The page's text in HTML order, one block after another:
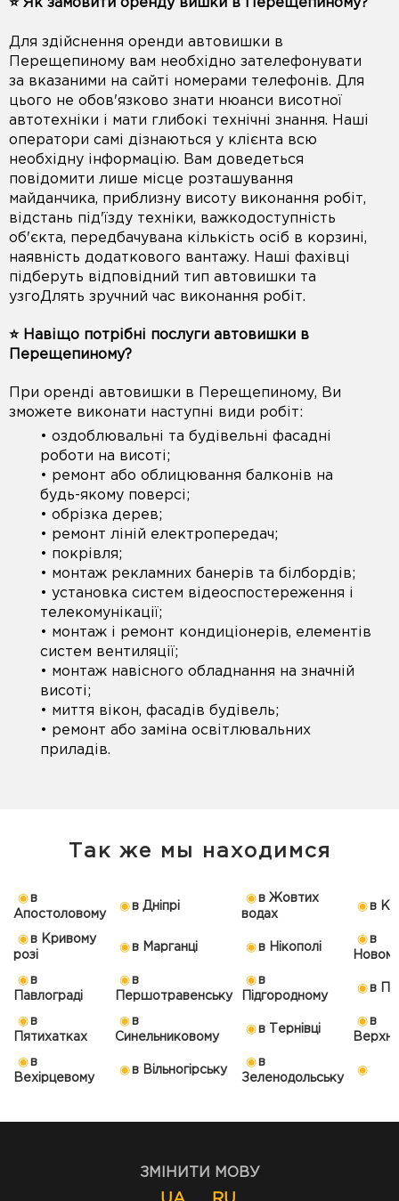
⭐️ Як замовити оренду вишки в Перещепиному?
Для здійснення оренди автовишки в
Перещепиному вам необхідно зателефонувати
за вказаними на сайті номерами телефонів. Для
цього не обов'язково знати нюанси висотної
автотехніки і мати глибокі технічні знання. Наші
оператори самі дізнаються у клієнта всю
необхідну інформацію. Вам доведеться
повідомити лише місце розташування
майданчика, приблизну висоту виконання робіт,
відстань під'їзду техніки, важкодоступність
об'єкта, передбачувана кількість осіб в корзині,
наявність додаткового вантажу. Наші фахівці
підберуть відповідний тип автовишки та
узгоДлять зручний час виконання робіт.
⭐️ Навіщо потрібні послуги автовишки в
Перещепиному?
При оренді автовишки в Перещепиному, Ви
зможете виконати наступні види робіт:
• оздоблювальні та будівельні фасадні
роботи на висоті;
• ремонт або облицювання балконів на
будь-якому поверсі;
• обрізка дерев;
• ремонт ліній електропередач;
• покрівля;
• монтаж рекламних банерів та білбордів;
• установка систем відеоспостереження і
телекомунікації;
• монтаж і ремонт кондиціонерів, елементів
систем вентиляції;
• монтаж навісного обладнання на значній
висоті;
• миття вікон, фасадів будівель;
• ремонт або заміна освітлювальних
приладів.
Так же мы находимся
в
Апостоловому
в Дніпрі
в Жовтих
водах
в
в Кривому
розі
в Марганці в Нікополі
в
в
Павлограді
в
Першотравенську
в
Підгородному
в
в
Пятихатках
в
Синельниковому
в Тернівці
в
в
Вехірцевому
в Вільногірську
в
Зеленодольську
ЗМІНИТИ МОВУ